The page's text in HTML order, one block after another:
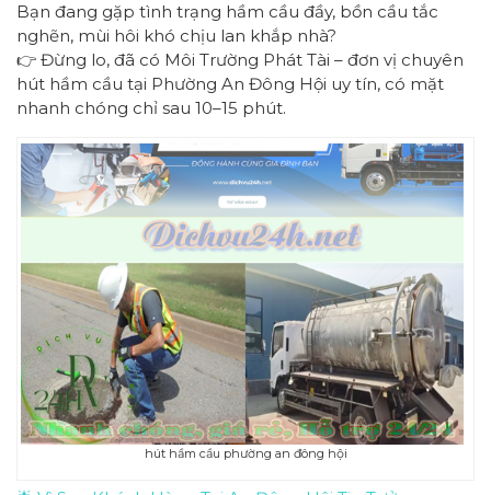
Bạn đang gặp tình trạng hầm cầu đầy, bồn cầu tắc
nghẽn, mùi hôi khó chịu lan khắp nhà?
👉 Đừng lo, đã có Môi Trường Phát Tài – đơn vị chuyên
hút hầm cầu tại Phường An Đông Hội uy tín, có mặt
nhanh chóng chỉ sau 10–15 phút.
hút hầm cầu phường an đông hội